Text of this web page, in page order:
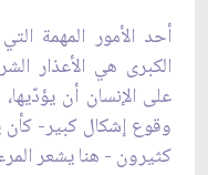
أحد الأمور المهمة
الكبرى هي الأعذار
على الإنسان أن
وقوع إشكال كبير-
كثيرون - هنا يشعر